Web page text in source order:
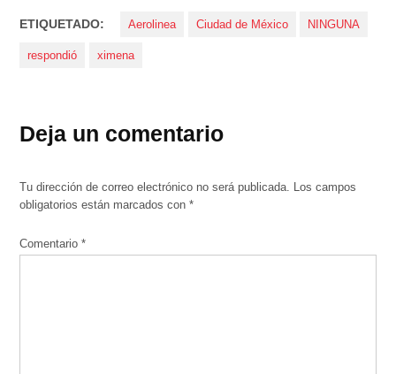
ETIQUETADO: Aerolinea Ciudad de México NINGUNA
respondió ximena
Deja un comentario
Tu dirección de correo electrónico no será publicada.
Los campos
obligatorios están marcados con*
Comentario*